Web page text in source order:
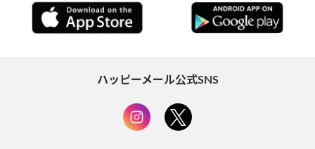
ハッピーメール公式SNS